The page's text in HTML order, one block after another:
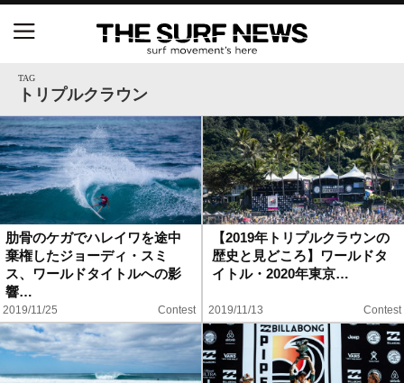
TAG
トリプルクラウン
肋骨のケガでハレイワを途中
棄権したジョーディ・スミ
ス、ワールドタイトルへの影
響…
2019/11/25 Contest
【2019年トリプルクラウンの
歴史と見どころ】ワールドタ
イトル・2020年東京…
2019/11/13 Contest
【五十嵐カノア独占インタビュー】旧友レオ、ジャ
ックとの豪華プライベートセッション
S.ONE ショート＆ロング開幕戦・現地リポート（高
橋みなと）
ニュース
特集